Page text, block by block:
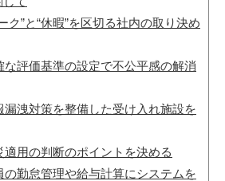
ク”と“休暇”を区切る社内の取り決め
評価基準の設定で不公平感の解消
洩対策を整備した受け入れ施設を
用の判断のポイントを決める
勤怠管理や給与計算にシステムを